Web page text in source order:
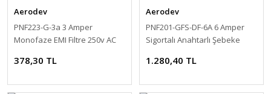
Aerodev
PNF223-G-3a 3 Amper
Monofaze EMI Filtre 250v AC
378,30 TL
Aerodev
PNF201-GFS-DF-6A 6 Amper
Sigortalı Anahtarlı Şebeke
1.280,40 TL